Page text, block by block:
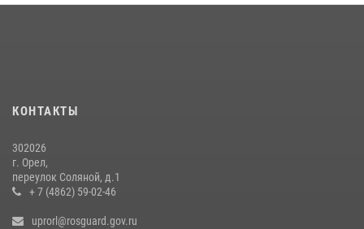
29 июля 2026, 14:06
КОНТАКТЫ
302026
г. Орел,
переулок Соляной, д.1
+ 7 (4862) 59-02-46
uprorl@rosguard.gov.ru